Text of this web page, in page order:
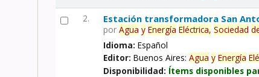
2. Estación transformadora San
porAgua y Energía Eléctrica, Sociedad
Idioma:Español
Editor:Buenos Aires:Agua y Energía
Disponibilidad: Ítems disponibles